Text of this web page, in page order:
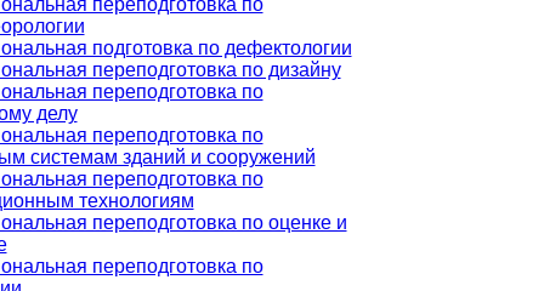
подготовка по дефектологии
переподготовка по дизайну
переподготовка по
делу
переподготовка по
системам зданий и сооружений
переподготовка по
технологиям
переподготовка по оценке и
переподготовка по